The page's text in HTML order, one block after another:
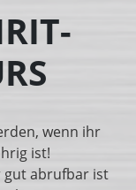
wenn ihr
ist!
gut abrufbar ist